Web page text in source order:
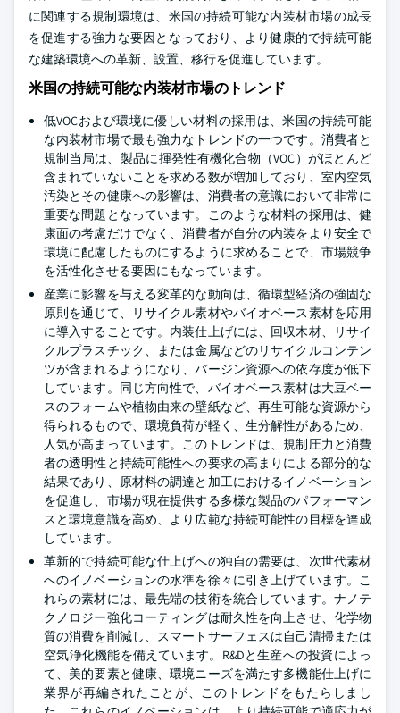
に関連する規制環境は、米国の持続可能な内装材市場の成長
を促進する強力な要因となっており、より健康的で持続可能
な建築環境への革新、設置、移行を促進しています。
米国の持続可能な内装材市場のトレンド
低VOCおよび環境に優しい材料の採用は、米国の持続可能
な内装材市場で最も強力なトレンドの一つです。消費者と
規制当局は、製品に揮発性有機化合物（VOC）がほとんど
含まれていないことを求める数が増加しており、室内空気
汚染とその健康への影響は、消費者の意識において非常に
重要な問題となっています。このような材料の採用は、健
康面の考慮だけでなく、消費者が自分の内装をより安全で
環境に配慮したものにするように求めることで、市場競争
を活性化させる要因にもなっています。
産業に影響を与える変革的な動向は、循環型経済の強固な
原則を通じて、リサイクル素材やバイオベース素材を応用
に導入することです。内装仕上げには、回収木材、リサイ
クルプラスチック、または金属などのリサイクルコンテン
ツが含まれるようになり、バージン資源への依存度が低下
しています。同じ方向性で、バイオベース素材は大豆ベー
スのフォームや植物由来の壁紙など、再生可能な資源から
得られるもので、環境負荷が軽く、生分解性があるため、
人気が高まっています。このトレンドは、規制圧力と消費
者の透明性と持続可能性への要求の高まりによる部分的な
結果であり、原材料の調達と加工におけるイノベーション
を促進し、市場が現在提供する多様な製品のパフォーマン
スと環境意識を高め、より広範な持続可能性の目標を達成
しています。
革新的で持続可能な仕上げへの独自の需要は、次世代素材
へのイノベーションの水準を徐々に引き上げています。こ
れらの素材には、最先端の技術を統合しています。ナノテ
クノロジー強化コーティングは耐久性を向上させ、化学物
質の消費を削減し、スマートサーフェスは自己清掃または
空気浄化機能を備えています。R&Dと生産への投資によっ
て、美的要素と健康、環境ニーズを満たす多機能仕上げに
業界が再編されたことが、このトレンドをもたらしまし